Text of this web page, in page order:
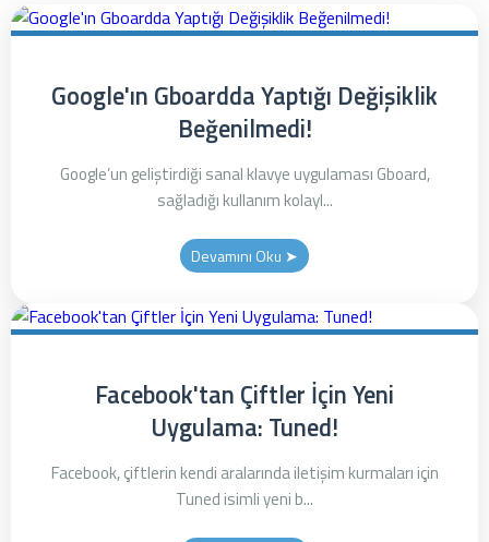
Google'ın Gboardda Yaptığı Değişiklik
Beğenilmedi!
Google’un geliştirdiği sanal klavye uygulaması Gboard,
sağladığı kullanım kolayl...
Devamını Oku ➤
Facebook'tan Çiftler İçin Yeni
Uygulama: Tuned!
Facebook, çiftlerin kendi aralarında iletişim kurmaları için
Tuned isimli yeni b...